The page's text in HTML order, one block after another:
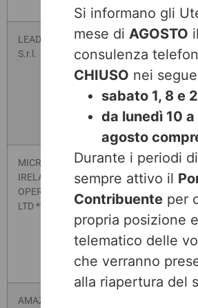
LEADERFORM
S.r.l.
Via Molina n. 14
(VR)
P.IVA
02696070230
MICROSOFT
IRELAND
OPERATIONS
LTD **
Viale Pasubio n.
21
20154 MILANO
(MI)
P. IVA
AMAZON WEB
Si informano gli
mese di AGOSTO
consulenza
CHIUSO nei
sabato 1, 8 e
da lunedì 10
agosto
Durante i periodi
sempre attivo il
Contribuente per
propria posizione
telematico delle
che verranno
alla riapertura del